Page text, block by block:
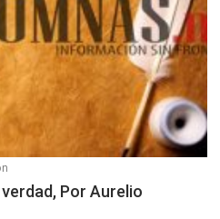
Por Aurelio